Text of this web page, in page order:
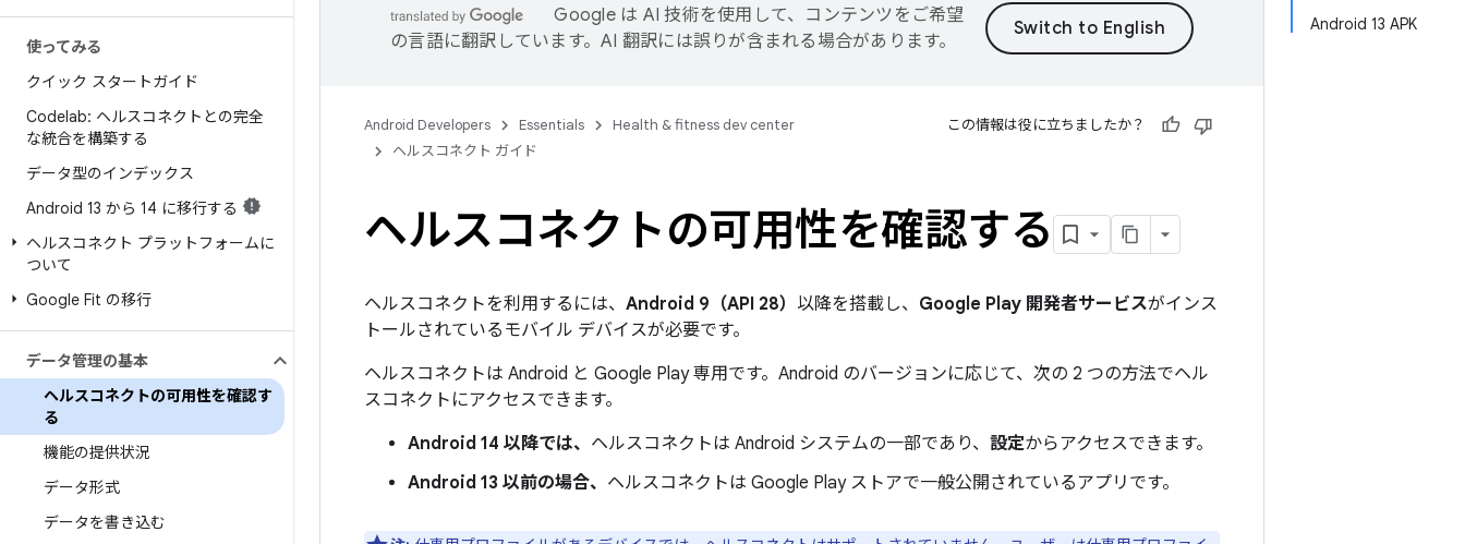
使ってみる
クイック スタートガイド
Codelab: ヘルスコネクトとの完全
な統合を構築する
データ型のインデックス
Android 13 から 14 に移行する
ヘルスコネクト プラットフォームに
ついて
Google Fit の移行
データ管理の基本
ヘルスコネクトの可用性を確認す
る
機能の提供状況
データ形式
データを書き込む
Android 13 APK
Google は AI 技術を使用して、コンテンツをご希望
の言語に翻訳しています。AI 翻訳には誤りが含まれる場合があります。
Android Developers Essentials
Health & fitness dev center
ヘルスコネクト ガイド
この情報は役に立ちましたか？
ヘルスコネクトの可用性を確認する
ヘルスコネクトを利用するには、 Android 9（API 28） 以降を搭載し、 Google Play 開発者サービスがインス
トールされているモバイル デバイスが必要です。
ヘルスコネクトは Android と Google Play 専用です。Android のバージョンに応じて、次の 2 つの方法でヘル
スコネクトにアクセスできます。
Android 14 以降では、 ヘルスコネクトは Android システムの一部であり、 設定からアクセスできます。
Android 13 以前の場合、 ヘルスコネクトは Google Play ストアで一般公開されているアプリです。